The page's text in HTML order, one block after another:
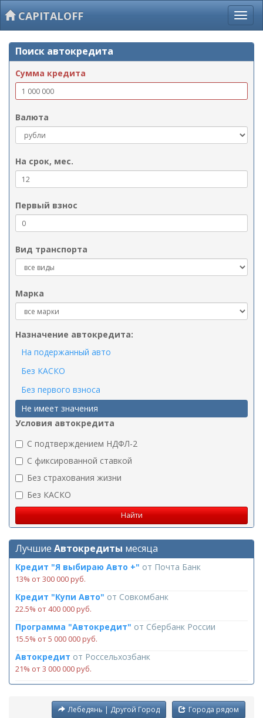
CAPITALOFF
Поиск автокредита
Сумма кредита
Валюта
На срок, мес.
Первый взнос
Вид транспорта
Марка
Назначение автокредита:
На подержанный авто
Без КАСКО
Без первого взноса
Не имеет значения
Условия автокредита
C подтверждением НДФЛ-2
C фиксированной ставкой
Без страхования жизни
Без КАСКО
Лучшие Автокредиты месяца
Кредит "Я выбираю Авто +" от Почта Банк
13% от 300 000 руб.
Кредит "Купи Авто" от Совкомбанк
22.5% от 400 000 руб.
Программа "Автокредит" от Сбербанк России
15.5% от 5 000 000 руб.
Автокредит от Россельхозбанк
21% от 3 000 000 руб.
Города рядом
Лебедянь | Другой Город